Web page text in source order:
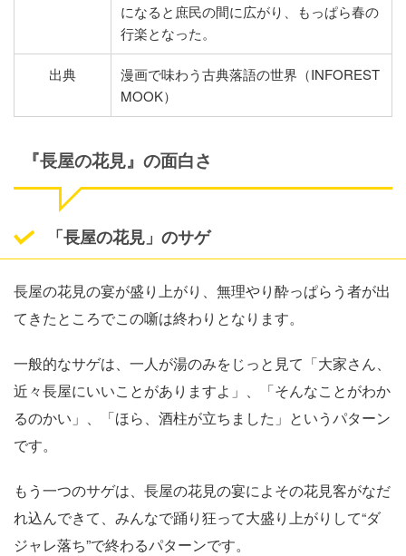
になると庶民の間に広がり、もっぱら春の
行楽となった。
出典
漫画で味わう古典落語の世界（INFOREST
MOOK）
『長屋の花見』の面白さ
「長屋の花見」のサゲ
長屋の花見の宴が盛り上がり、無理やり酔っぱらう者が出
てきたところでこの噺は終わりとなります。
一般的なサゲは、一人が湯のみをじっと見て「大家さん、
近々長屋にいいことがありますよ」、「そんなことがわか
るのかい」、「ほら、酒柱が立ちました」というパターン
です。
もう一つのサゲは、長屋の花見の宴によその花見客がなだ
れ込んできて、みんなで踊り狂って大盛り上がりして“ダ
ジャレ落ち”で終わるパターンです。